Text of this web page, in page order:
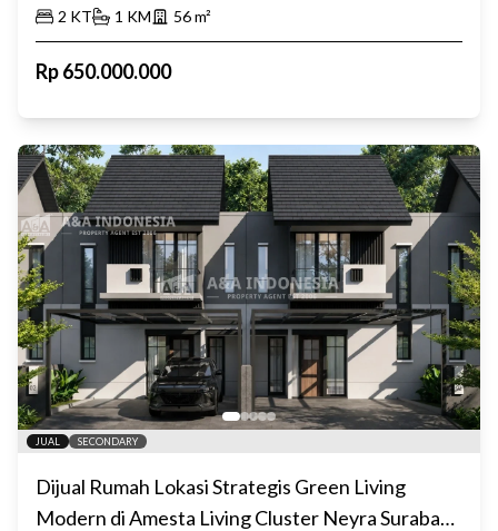
2 KT 1 KM 56m²
Rp650.000.000
JUAL SECONDARY
Dijual Rumah Lokasi Strategis Green Living
Modern di Amesta Living Cluster Neyra Surabaya